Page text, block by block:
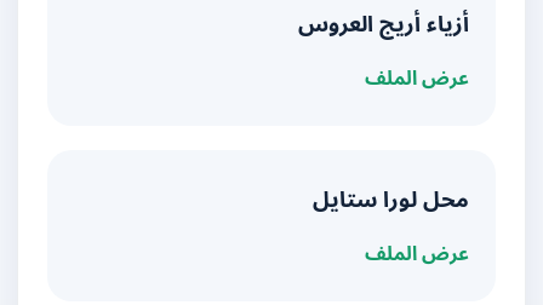
أزياء أريج العروس
عرض الملف
محل لورا ستايل
عرض الملف